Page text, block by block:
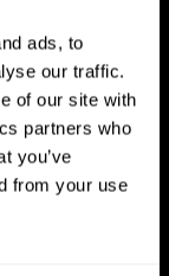
ads, to
our traffic.
of our site with
partners who
you’ve
from your use